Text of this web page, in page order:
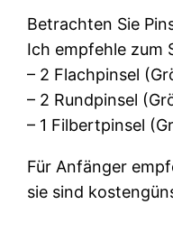
Betrachten Sie
Ich empfehle zum
– 2 Flachpinsel
– 2 Rundpinsel
– 1 Filbertpinsel
Für Anfänger
sie sind